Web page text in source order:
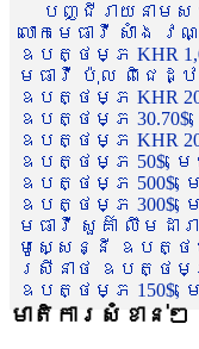
បញ្ជីរាយនាមស
លោកមេធាវី សាំង
ឧបត្ថម្ភ KHR
មេធាវី ប៉ុល ពិជេដ្ឋ
ឧបត្ថម្ភ KHR
ឧបត្ថម្ភ
ឧបត្ថម្ភ KHR
ឧបត្ថម្ភ 50$, មេ
ឧបត្ថម្ភ 500$,
ឧបត្ថម្ភ 300$,
មេធាវី សួគ៌ា លឹមដា
មូសេ្សន្នី ឧបត្ថម្
ស្រីនាថ ឧបត្ថម្ភ
ឧបត្ថម្ភ 150$,
មាតិការសំខាន់ៗ